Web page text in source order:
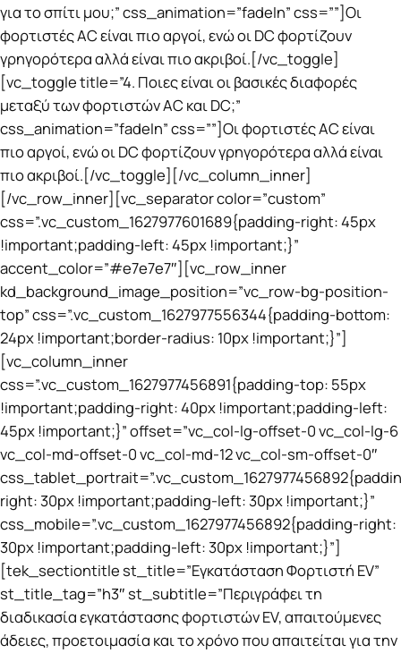
για το σπίτι μου;” css_animation=”fadeIn” css=””]Οι
φορτιστές AC είναι πιο αργοί, ενώ οι DC φορτίζουν
γρηγορότερα αλλά είναι πιο ακριβοί.[/vc_toggle]
[vc_toggle title=”4. Ποιες είναι οι βασικές διαφορές
μεταξύ των φορτιστών AC και DC;”
css_animation=”fadeIn” css=””]Οι φορτιστές AC είναι
πιο αργοί, ενώ οι DC φορτίζουν γρηγορότερα αλλά είναι
πιο ακριβοί.[/vc_toggle][/vc_column_inner]
[/vc_row_inner][vc_separator color=”custom”
css=”.vc_custom_1627977601689{padding-right: 45px
!important;padding-left: 45px !important;}”
accent_color=”#e7e7e7″][vc_row_inner
kd_background_image_position=”vc_row-bg-position-
top” css=”.vc_custom_1627977556344{padding-bottom:
24px !important;border-radius: 10px !important;}”]
[vc_column_inner
css=”.vc_custom_1627977456891{padding-top: 55px
!important;padding-right: 40px !important;padding-left:
45px !important;}” offset=”vc_col-lg-offset-0 vc_col-lg-6
vc_col-md-offset-0 vc_col-md-12 vc_col-sm-offset-0″
right: 30px !important;padding-left: 30px !important;}”
css_mobile=”.vc_custom_1627977456892{padding-right:
30px !important;padding-left: 30px !important;}”]
[tek_sectiontitle st_title=”Εγκατάσταση Φορτιστή EV”
st_title_tag=”h3″ st_subtitle=”Περιγράφει τη
διαδικασία εγκατάστασης φορτιστών EV, απαιτούμενες
άδειες, προετοιμασία και το χρόνο που απαιτείται για την